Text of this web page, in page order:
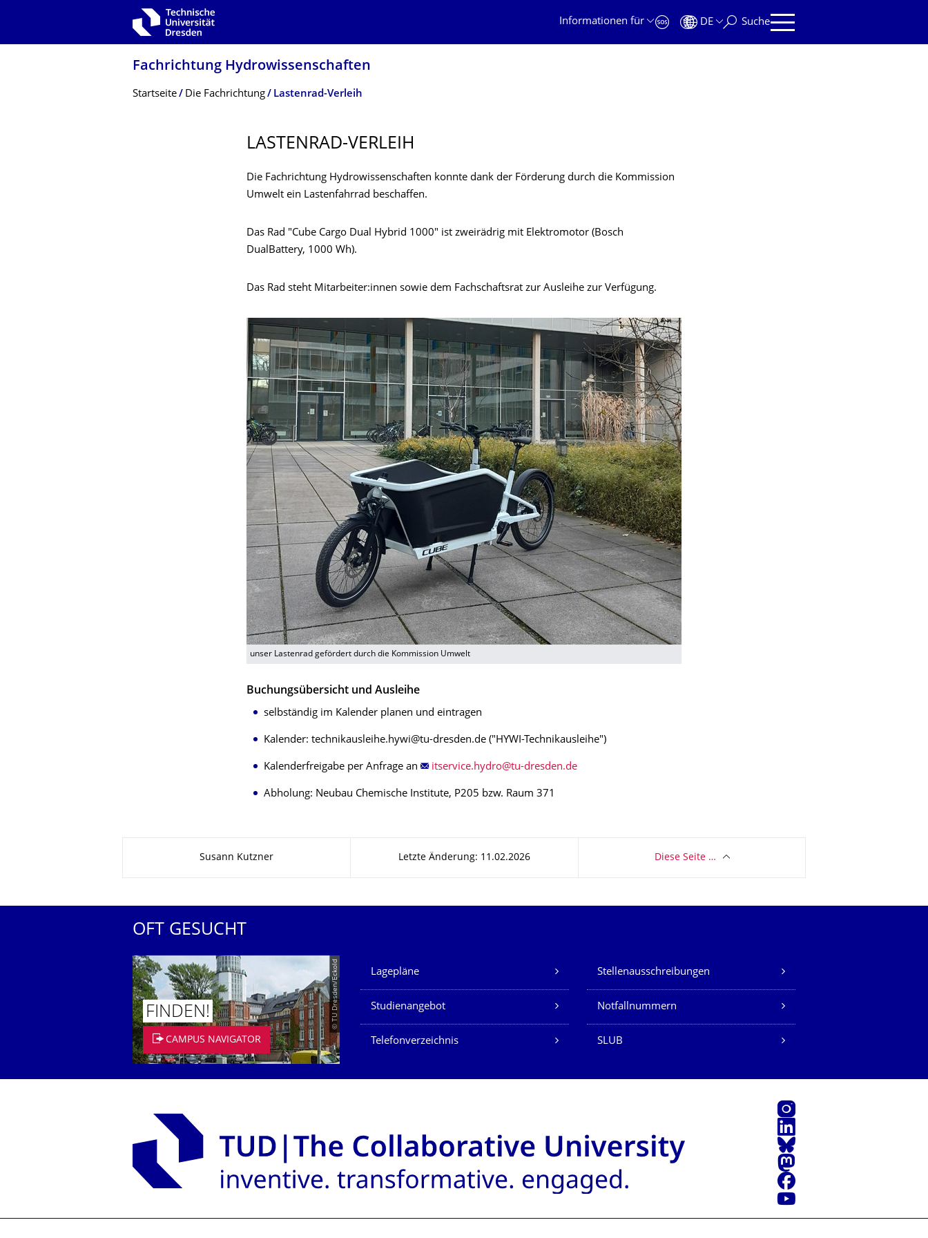
Zur Hauptnavigation springen
Informationen für
DE Suche
Fachrichtung Hydrowissenschaf­ten
Breadcrumb-Menü
Startseite Die Fach­richtung Lastenrad-Verleih
LASTENRAD-VERLEIH
Die Fachrichtung Hydrowissenschaften konnte dank der Förderung durch die Kommission
Umwelt ein Lastenfahrrad beschaffen.
Das Rad "Cube Cargo Dual Hybrid 1000" ist zweirädrig mit Elektromotor (Bosch
DualBattery, 1000 Wh).
Das Rad steht Mitarbeiter:innen sowie dem Fachschaftsrat zur Ausleihe zur Verfügung.
unser Lastenrad gefördert durch die Kommission Umwelt
Buchungsübersicht und Ausleihe
selbständig im Kalender planen und eintragen
Kalender: technikausleihe.hywi@tu-dresden.de ("HYWI-Technikausleihe")
Kalenderfreigabe per Anfrage an
Abholung: Neubau Chemische Institute, P205 bzw. Raum 371
Susann Kutzner Letzte Änderung: 11.02.2026 Diese Seite …
OFT GESUCHT
© TU Dresden/Eckold
FINDEN!
CAMPUS NAVIGATOR
Unsere Dienste
Lagepläne Stellenausschreibungen
Studienangebot Notfallnummern
Telefonverzeichnis SLUB
Instagram
LinkedIn
Bluesky
Mastodon
Facebook
Youtube